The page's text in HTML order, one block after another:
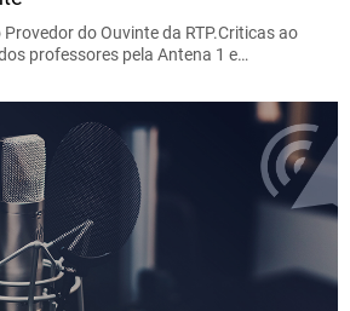
do Ouvinte da RTP.Criticas ao
professores pela Antena 1 e…